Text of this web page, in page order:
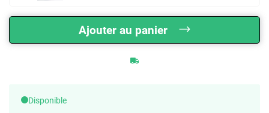
Ajouter au panier
Disponible